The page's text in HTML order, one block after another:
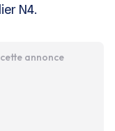
N4.
annonce